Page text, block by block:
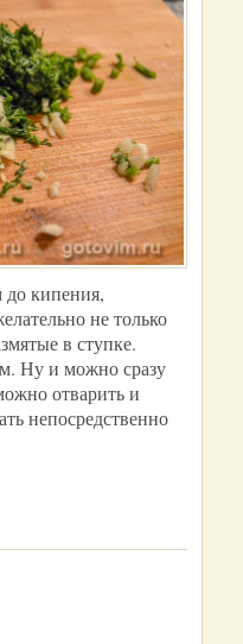
до кипения,
не только
в ступке.
Ну и можно сразу
отварить и
непосредственно